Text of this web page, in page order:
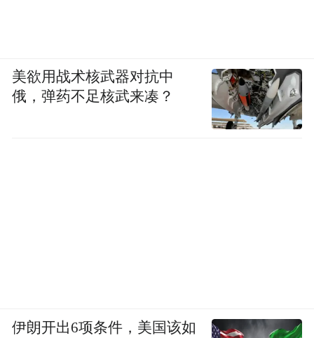
美欲用战术核武器对抗中
俄，弹药不足核武来凑？
伊朗开出6项条件，美国该如